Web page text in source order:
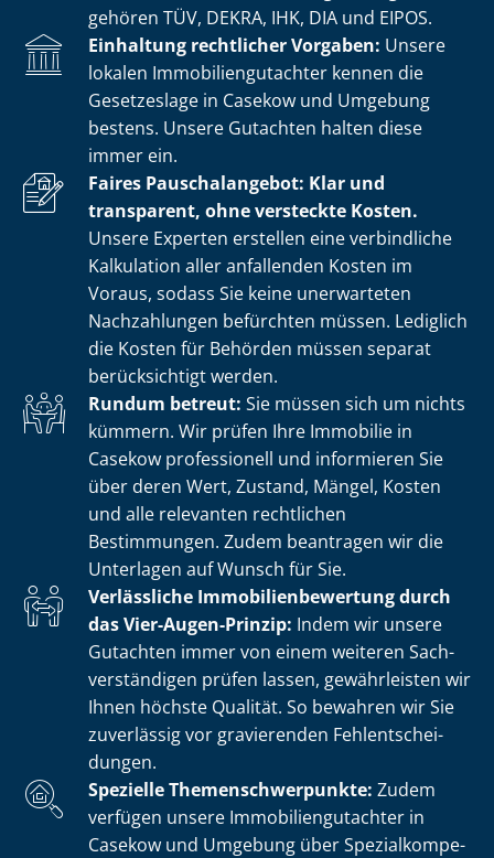
gehören TÜV, DEKRA, IHK, DIA und EIPOS.
Einhaltung rechtlicher Vorgaben: Unsere
lokalen Im­mo­bi­li­en­gut­ach­ter kennen die
Gesetzeslage in Casekow und Umgebung
bestens. Unsere Gutachten halten diese
immer ein.
Faires Pauschalangebot: Klar und
transparent, ohne versteckte Kosten.
Unsere Experten erstellen eine verbindliche
Kalkulation aller anfallenden Kosten im
Voraus, sodass Sie keine unerwarteten
Nachzahlungen befürchten müssen. Lediglich
die Kosten für Behörden müssen separat
berücksichtigt werden.
Rundum betreut: Sie müssen sich um nichts
kümmern. Wir prüfen Ihre Immobilie in
Casekow professionell und informieren Sie
über deren Wert, Zustand, Mängel, Kosten
und alle relevanten rechtlichen
Bestimmungen. Zudem beantragen wir die
Unterlagen auf Wunsch für Sie.
Verlässliche Im­mo­bi­li­en­be­wer­tung durch
das Vier-Augen-Prinzip: Indem wir unsere
Gutachten immer von einem weiteren Sach­
ver­stän­di­gen prüfen lassen, gewährleisten wir
Ihnen höchste Qualität. So bewahren wir Sie
zuverlässig vor gravierenden Fehl­ent­schei­
dun­gen.
Spezielle The­men­schwer­punk­te: Zudem
verfügen unsere Im­mo­bi­li­en­gut­ach­ter in
Casekow und Umgebung über Spe­zi­al­kom­pe­